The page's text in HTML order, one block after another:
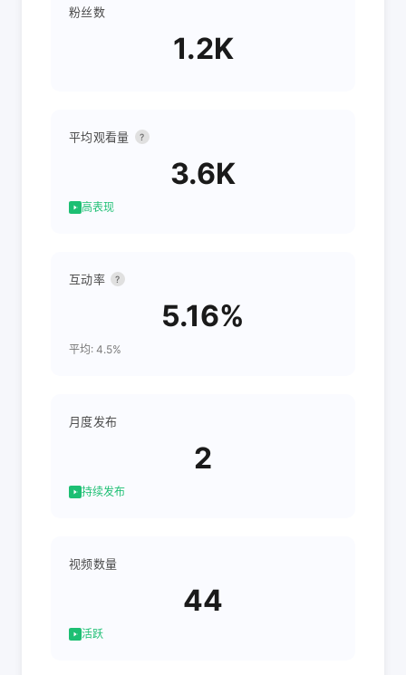
粉丝数
1.2K
平均观看量 ?
3.6K
高表现
互动率 ?
5.16%
平均: 4.5%
月度发布
2
持续发布
视频数量
44
活跃